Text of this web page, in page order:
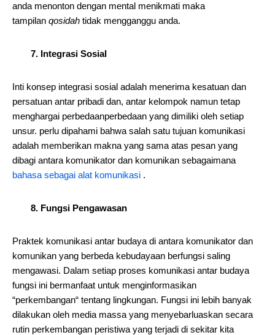
anda menonton dengan mental menikmati maka
tampilan qosidah tidak mengganggu anda.
7. Integrasi Sosial
Inti konsep integrasi sosial adalah menerima kesatuan dan
persatuan antar pribadi dan, antar kelompok namun tetap
menghargai perbedaanperbedaan yang dimiliki oleh setiap
unsur. perlu dipahami bahwa salah satu tujuan komunikasi
adalah memberikan makna yang sama atas pesan yang
dibagi antara komunikator dan komunikan sebagaimana
bahasa sebagai alat komunikasi .
8. Fungsi Pengawasan
Praktek komunikasi antar budaya di antara komunikator dan
komunikan yang berbeda kebudayaan berfungsi saling
mengawasi. Dalam setiap proses komunikasi antar budaya
fungsi ini bermanfaat untuk menginformasikan
“perkembangan“ tentang lingkungan. Fungsi ini lebih banyak
dilakukan oleh media massa yang menyebarluaskan secara
rutin perkembangan peristiwa yang terjadi di sekitar kita